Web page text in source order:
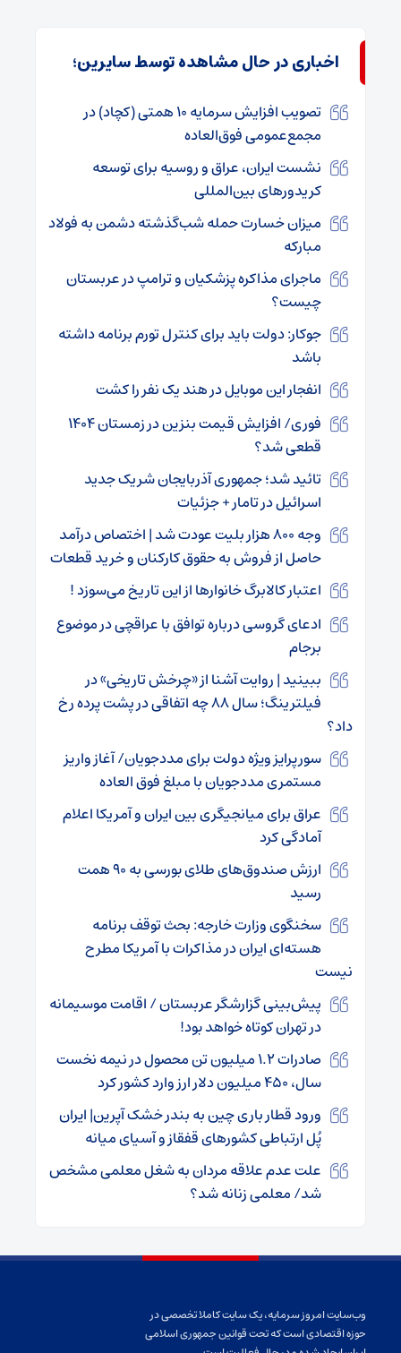
اخباری در حال مشاهده توسط سایرین؛
تصویب افزایش سرمایه ۱۰ همتی (کچاد) در
مجمع‌عمومی فوق‌العاده
نشست ایران،‌ عراق و روسیه برای توسعه
کریدورهای بین‌المللی
میزان خسارت حمله شب‌گذشته دشمن به فولاد
مبارکه
ماجرای مذاکره پزشکیان و ترامپ در عربستان
چیست؟
جوکار: دولت باید برای کنترل تورم برنامه داشته
باشد
انفجار این موبایل در هند یک نفر را کشت
فوری/ افزایش قیمت بنزین در زمستان ۱۴۰۴
قطعی شد؟
تائید شد؛ جمهوری آذربایجان شریک جدید
اسرائیل در تامار + جزئیات
وجه ۸۰۰ هزار بلیت عودت شد | اختصاص درآمد
حاصل از فروش به حقوق کارکنان و خرید قطعات
اعتبار کالابرگ خانوارها از این تاریخ می‌سوزد !
ادعای گروسی درباره توافق با عراقچی در موضوع
برجام
ببینید | روایت آشنا از «چرخش تاریخی» در
فیلترینگ؛ سال ۸۸ چه اتفاقی در پشت پرده رخ
داد؟
سورپرایز ویژه دولت برای مددجویان/ آغاز واریز
مستمری مددجویان با مبلغ فوق العاده
عراق برای میانجیگری بین ایران و آمریکا اعلام
آمادگی کرد
ارزش صندوق‌های طلای بورسی به ۹۰ همت
رسید
سخنگوی وزارت خارجه: بحث توقف برنامه
هسته‌ای ایران در مذاکرات با آمریکا مطرح
نیست
پیش‌بینی گزارشگر عربستان / اقامت موسیمانه
در تهران کوتاه خواهد بود!
صادرات ۱.۲ میلیون تن محصول در نیمه نخست
سال، ۴۵۰ میلیون دلار ارز وارد کشور کرد
ورود قطار باری چین به بندر خشک آپرین| ایران
پُل ارتباطی کشورهای قفقاز و آسیای میانه
علت عدم علاقه مردان به شغل معلمی مشخص
شد/ معلمی زنانه شد؟
وب‌سایت امروز سرمایه، یک سایت کاملا تخصصی در
حوزه اقتصادی است که تحت قوانین جمهوری اسلامی